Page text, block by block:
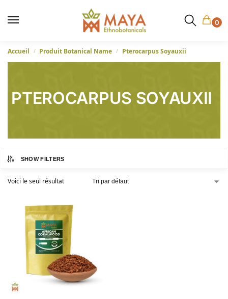
0
Accueil / Produit Botanical Name / Pterocarpus Soyauxii
PTEROCARPUS SOYAUXII
SHOW FILTERS
Voici le seul résultat